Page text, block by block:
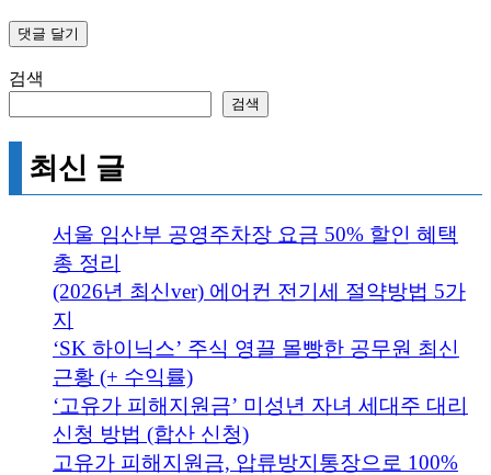
검색
검색
최신 글
서울 임산부 공영주차장 요금 50% 할인 혜택
총 정리
(2026년 최신ver) 에어컨 전기세 절약방법 5가
지
‘SK 하이닉스’ 주식 영끌 몰빵한 공무원 최신
근황 (+ 수익률)
‘고유가 피해지원금’ 미성년 자녀 세대주 대리
신청 방법 (합산 신청)
고유가 피해지원금, 압류방지통장으로 100%